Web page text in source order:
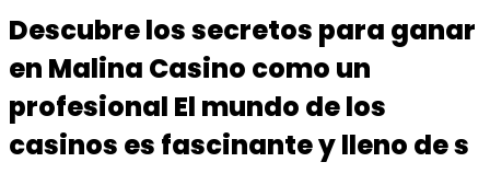
Descubre los secretos para ganar
en Malina Casino como un
profesional El mundo de los
casinos es fascinante y lleno de s